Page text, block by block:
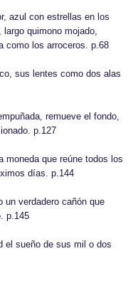
azul con estrellas en los
quimono mojado,
como los arroceros. p.68
sus lentes como dos alas
remueve el fondo,
p.127
moneda que reúne todos los
días. p.144
un verdadero cañón que
p.145
el sueño de sus mil o dos